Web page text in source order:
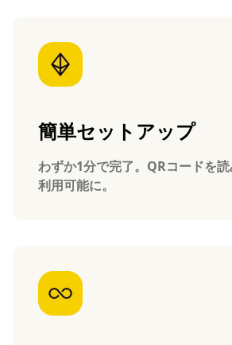
簡単セットアップ
わずか1分で完了。QRコードを
利用可能に。